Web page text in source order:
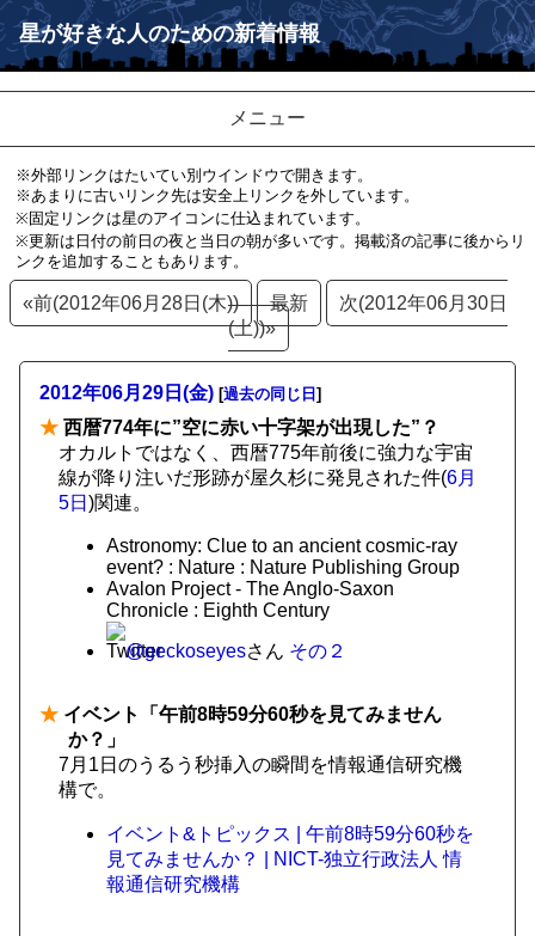
星が好きな人のための新着情報
メニュー
※外部リンクはたいてい別ウインドウで開きます。
※あまりに古いリンク先は安全上リンクを外しています。
※固定リンクは星のアイコンに仕込まれています。
※更新は日付の前日の夜と当日の朝が多いです。掲載済の記事に後からリ
ンクを追加することもあります。
«前(2012年06月28日(木)) 最新
次(2012年06月30日
(土))»
2012年06月29日(金) [過去の同じ日 ]
★ 西暦774年に”空に赤い十字架が出現した”？
オカルトではなく、西暦775年前後に強力な宇宙
線が降り注いだ形跡が屋久杉に発見された件(6月
5日 )関連。
Astronomy: Clue to an ancient cosmic-ray
event? : Nature : Nature Publishing Group
Avalon Project - The Anglo-Saxon
Chronicle : Eighth Century
@geckoseyesさん その２
★ イベント「午前8時59分60秒を見てみません
か？」
7月1日のうるう秒挿入の瞬間を情報通信研究機
構で。
イベント&トピックス | 午前8時59分60秒を
見てみませんか？ | NICT-独立行政法人 情
報通信研究機構